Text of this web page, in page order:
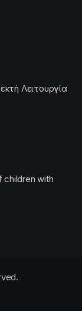
Λειτουργία
children with